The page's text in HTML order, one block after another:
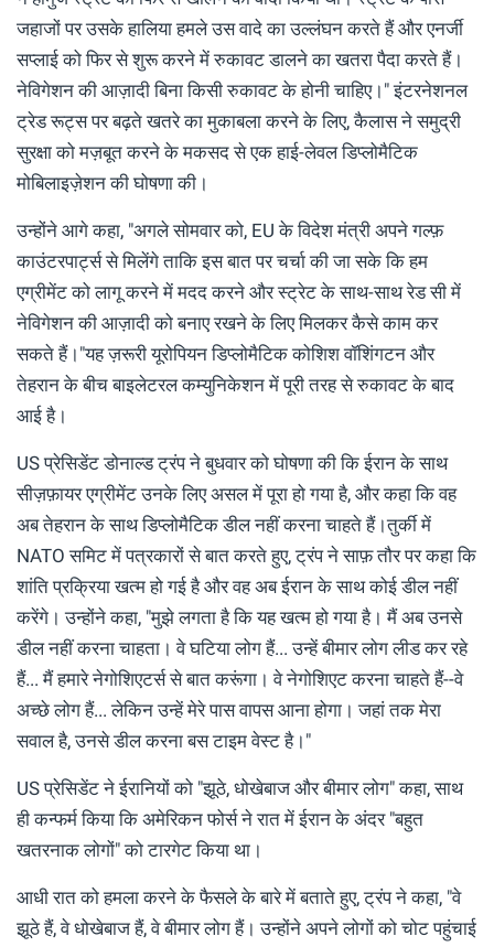
जहाजों पर उसके हालिया हमले उस वादे का उल्लंघन करते हैं और एनर्जी
सप्लाई को फिर से शुरू करने में रुकावट डालने का खतरा पैदा करते हैं।
नेविगेशन की आज़ादी बिना किसी रुकावट के होनी चाहिए।" इंटरनेशनल
ट्रेड रूट्स पर बढ़ते खतरे का मुकाबला करने के लिए, कैलास ने समुद्री
सुरक्षा को मज़बूत करने के मकसद से एक हाई-लेवल डिप्लोमैटिक
मोबिलाइज़ेशन की घोषणा की।
उन्होंने आगे कहा, "अगले सोमवार को, EU के विदेश मंत्री अपने गल्फ़
काउंटरपार्ट्स से मिलेंगे ताकि इस बात पर चर्चा की जा सके कि हम
एग्रीमेंट को लागू करने में मदद करने और स्ट्रेट के साथ-साथ रेड सी में
नेविगेशन की आज़ादी को बनाए रखने के लिए मिलकर कैसे काम कर
सकते हैं।"यह ज़रूरी यूरोपियन डिप्लोमैटिक कोशिश वॉशिंगटन और
तेहरान के बीच बाइलेटरल कम्युनिकेशन में पूरी तरह से रुकावट के बाद
आई है।
US प्रेसिडेंट डोनाल्ड ट्रंप ने बुधवार को घोषणा की कि ईरान के साथ
सीज़फ़ायर एग्रीमेंट उनके लिए असल में पूरा हो गया है, और कहा कि वह
अब तेहरान के साथ डिप्लोमैटिक डील नहीं करना चाहते हैं।तुर्की में
NATO समिट में पत्रकारों से बात करते हुए, ट्रंप ने साफ़ तौर पर कहा कि
शांति प्रक्रिया खत्म हो गई है और वह अब ईरान के साथ कोई डील नहीं
करेंगे। उन्होंने कहा, "मुझे लगता है कि यह खत्म हो गया है। मैं अब उनसे
डील नहीं करना चाहता। वे घटिया लोग हैं... उन्हें बीमार लोग लीड कर रहे
हैं... मैं हमारे नेगोशिएटर्स से बात करूंगा। वे नेगोशिएट करना चाहते हैं--वे
अच्छे लोग हैं... लेकिन उन्हें मेरे पास वापस आना होगा। जहां तक ​​मेरा
सवाल है, उनसे डील करना बस टाइम वेस्ट है।"
US प्रेसिडेंट ने ईरानियों को "झूठे, धोखेबाज और बीमार लोग" कहा, साथ
ही कन्फर्म किया कि अमेरिकन फोर्स ने रात में ईरान के अंदर "बहुत
खतरनाक लोगों" को टारगेट किया था।
आधी रात को हमला करने के फैसले के बारे में बताते हुए, ट्रंप ने कहा, "वे
झूठे हैं, वे धोखेबाज हैं, वे बीमार लोग हैं। उन्होंने अपने लोगों को चोट पहुंचाई